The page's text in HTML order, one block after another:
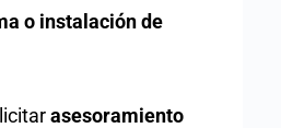
o instalación de
asesoramiento